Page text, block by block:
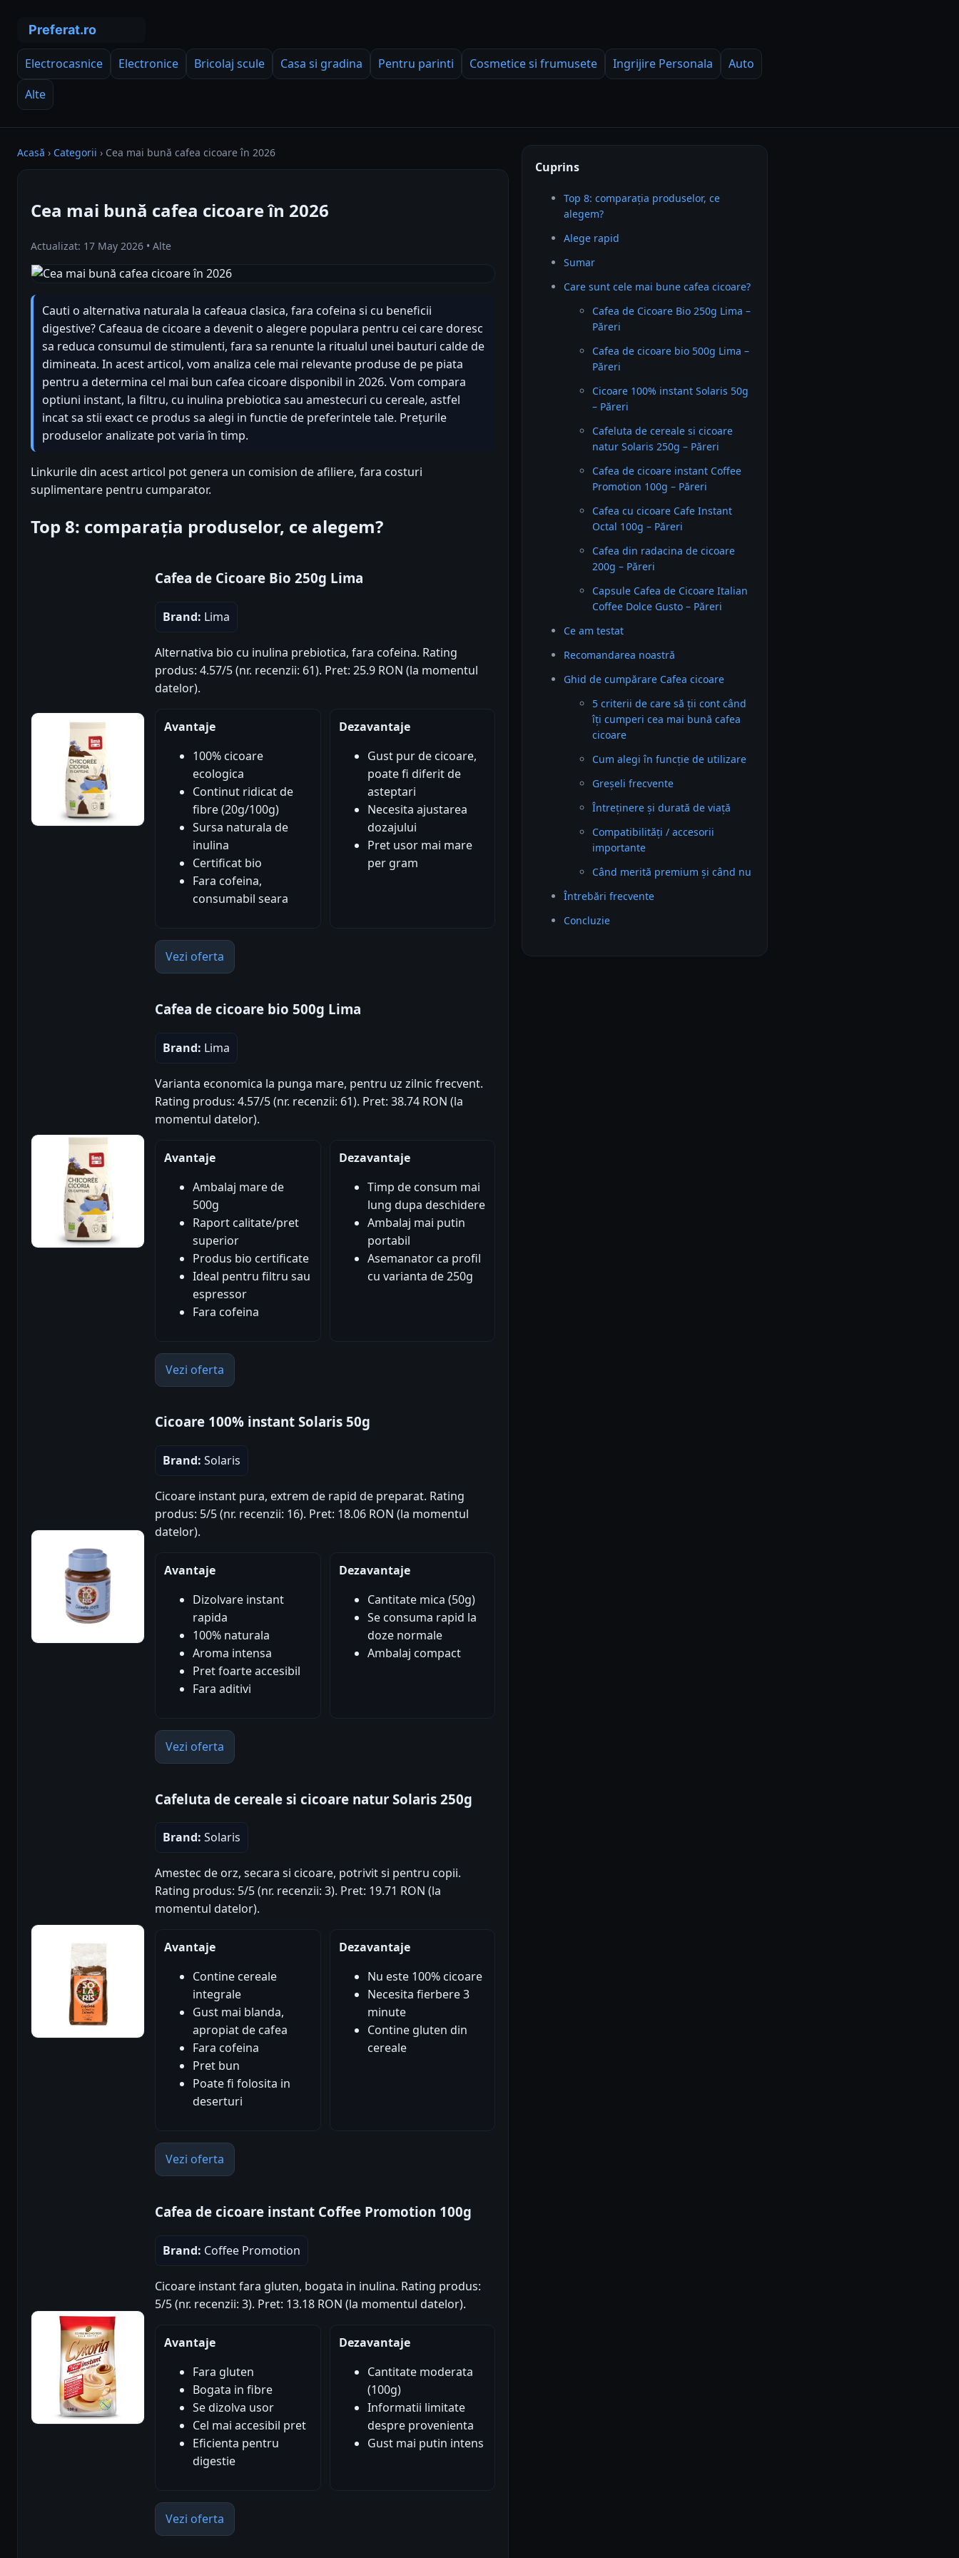
Electrocasnice Electronice Bricolaj scule Casa si gradina Pentru parinti Cosmetice si frumusete Ingrijire Personala
Auto
Alte
Acasă › Categorii › Cea mai bună cafea cicoare în 2026
Cea mai bună cafea cicoare în 2026
Actualizat: 17 May 2026 • Alte
Cauti o alternativa naturala la cafeaua clasica, fara cofeina si cu beneficii
digestive? Cafeaua de cicoare a devenit o alegere populara pentru cei care doresc
sa reduca consumul de stimulenti, fara sa renunte la ritualul unei bauturi calde de
dimineata. In acest articol, vom analiza cele mai relevante produse de pe piata
pentru a determina cel mai bun cafea cicoare disponibil in 2026. Vom compara
optiuni instant, la filtru, cu inulina prebiotica sau amestecuri cu cereale, astfel
incat sa stii exact ce produs sa alegi in functie de preferintele tale. Prețurile
produselor analizate pot varia în timp.
Linkurile din acest articol pot genera un comision de afiliere, fara costuri
suplimentare pentru cumparator.
Top 8: comparația produselor, ce alegem?
Cafea de Cicoare Bio 250g Lima
Brand: Lima
Alternativa bio cu inulina prebiotica, fara cofeina. Rating
produs: 4.57/5 (nr. recenzii: 61). Pret: 25.9 RON (la momentul
datelor).
Avantaje
100% cicoare
ecologica
Continut ridicat de
fibre (20g/100g)
Sursa naturala de
inulina
Certificat bio
Fara cofeina,
consumabil seara
Dezavantaje
Gust pur de cicoare,
poate fi diferit de
asteptari
Necesita ajustarea
dozajului
Pret usor mai mare
per gram
Vezi oferta
Cafea de cicoare bio 500g Lima
Brand: Lima
Varianta economica la punga mare, pentru uz zilnic frecvent.
Rating produs: 4.57/5 (nr. recenzii: 61). Pret: 38.74 RON (la
momentul datelor).
Avantaje
Ambalaj mare de
500g
Raport calitate/pret
superior
Produs bio certificate
Ideal pentru filtru sau
espressor
Fara cofeina
Dezavantaje
Timp de consum mai
lung dupa deschidere
Ambalaj mai putin
portabil
Asemanator ca profil
cu varianta de 250g
Vezi oferta
Cicoare 100% instant Solaris 50g
Brand: Solaris
Cicoare instant pura, extrem de rapid de preparat. Rating
produs: 5/5 (nr. recenzii: 16). Pret: 18.06 RON (la momentul
datelor).
Avantaje
Dizolvare instant
rapida
100% naturala
Aroma intensa
Pret foarte accesibil
Fara aditivi
Dezavantaje
Cantitate mica (50g)
Se consuma rapid la
doze normale
Ambalaj compact
Vezi oferta
Cafeluta de cereale si cicoare natur Solaris 250g
Brand: Solaris
Amestec de orz, secara si cicoare, potrivit si pentru copii.
Rating produs: 5/5 (nr. recenzii: 3). Pret: 19.71 RON (la
momentul datelor).
Avantaje
Contine cereale
integrale
Gust mai blanda,
apropiat de cafea
Fara cofeina
Pret bun
Poate fi folosita in
deserturi
Dezavantaje
Nu este 100% cicoare
Necesita fierbere 3
minute
Contine gluten din
cereale
Vezi oferta
Cafea de cicoare instant Coffee Promotion 100g
Brand: Coffee Promotion
Cicoare instant fara gluten, bogata in inulina. Rating produs:
5/5 (nr. recenzii: 3). Pret: 13.18 RON (la momentul datelor).
Avantaje
Fara gluten
Bogata in fibre
Se dizolva usor
Cel mai accesibil pret
Eficienta pentru
digestie
Dezavantaje
Cantitate moderata
(100g)
Informatii limitate
despre provenienta
Gust mai putin intens
Vezi oferta
Cuprins
Top 8: comparația produselor, ce
alegem?
Alege rapid
Sumar
Care sunt cele mai bune cafea cicoare?
Cafea de Cicoare Bio 250g Lima –
Păreri
Cafea de cicoare bio 500g Lima –
Păreri
Cicoare 100% instant Solaris 50g
– Păreri
Cafeluta de cereale si cicoare
natur Solaris 250g – Păreri
Cafea de cicoare instant Coffee
Promotion 100g – Păreri
Cafea cu cicoare Cafe Instant
Octal 100g – Păreri
Cafea din radacina de cicoare
200g – Păreri
Capsule Cafea de Cicoare Italian
Coffee Dolce Gusto – Păreri
Ce am testat
Recomandarea noastră
Ghid de cumpărare Cafea cicoare
5 criterii de care să ții cont când
îți cumperi cea mai bună cafea
cicoare
Cum alegi în funcție de utilizare
Greșeli frecvente
Întreținere și durată de viață
Compatibilități / accesorii
importante
Când merită premium și când nu
Întrebări frecvente
Concluzie